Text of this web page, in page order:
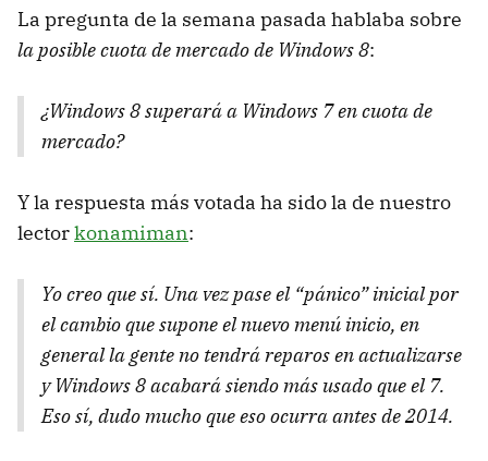
La pregunta de la semana pasada hablaba sobre
la posible cuota de mercado de Windows 8:
¿Windows 8 superará a Windows 7 en cuota de
mercado?
Y la respuesta más votada ha sido la de nuestro
lectorkonamiman:
Yo creo que sí. Una vez pase el “pánico” inicial por
el cambio que supone el nuevo menú inicio, en
general la gente no tendrá reparos en actualizarse
y Windows 8 acabará siendo más usado que el 7.
Eso sí, dudo mucho que eso ocurra antes de 2014.